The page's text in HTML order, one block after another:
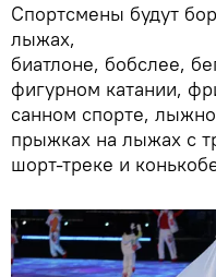
Спортсмены будут
лыжах,
биатлоне, бобслее,
фигурном катании,
санном спорте,
прыжках на лыжах с
шорт-треке и